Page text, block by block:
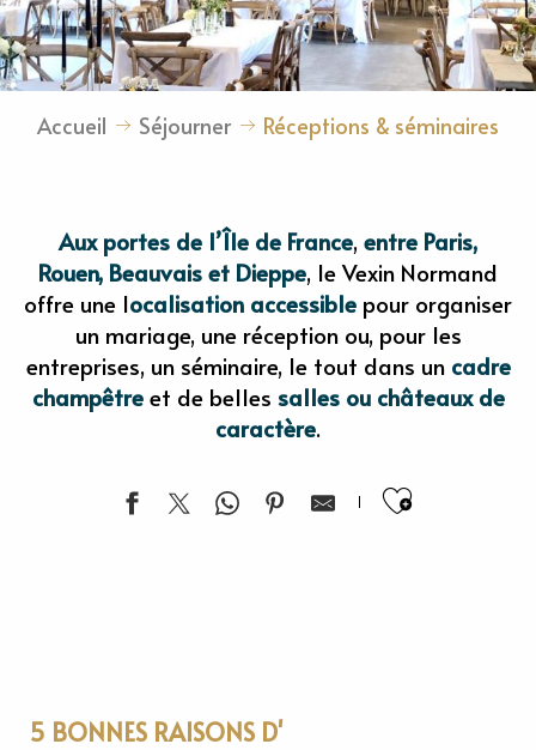
Accueil Séjourner Réceptions & séminaires
Aux portes de l’Île de France, entre Paris,
Rouen, Beauvais et Dieppe, le Vexin Normand
offre une localisation accessible pour organiser
un mariage, une réception ou, pour les
entreprises, un séminaire, le tout dans un cadre
champêtreet de belles salles ou châteaux de
caractère.
Ajouter
5 BONNES RAISONS D'